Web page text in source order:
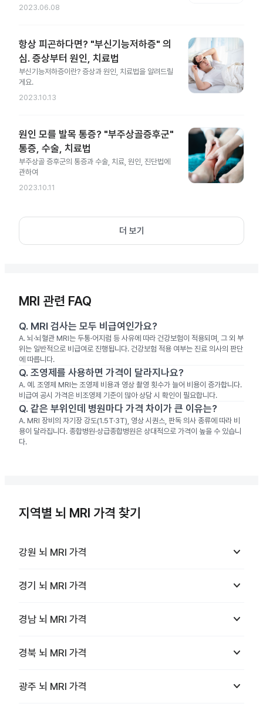
2023.06.08
항상 피곤하다면? "부신기능저하증" 의
심. 증상부터 원인, 치료법
부신기능저하증이란? 증상과 원인, 치료법을 알려드릴
게요.
2023.10.13
원인 모를 발목 통증? "부주상골증후군"
통증, 수술, 치료법
부주상골 증후군의 통증과 수술, 치료, 원인, 진단법에
관하여
2023.10.11
더 보기
MRI 관련 FAQ
Q. MRI 검사는 모두 비급여인가요?
A. 뇌·뇌혈관 MRI는 두통·어지럼 등 사유에 따라 건강보험이 적용되며, 그 외 부
위는 일반적으로 비급여로 진행됩니다. 건강보험 적용 여부는 진료 의사의 판단
에 따릅니다.
Q. 조영제를 사용하면 가격이 달라지나요?
A. 예. 조영제 MRI는 조영제 비용과 영상 촬영 횟수가 늘어 비용이 증가합니다.
비급여 공시 가격은 비조영제 기준이 많아 상담 시 확인이 필요합니다.
Q. 같은 부위인데 병원마다 가격 차이가 큰 이유는?
A. MRI 장비의 자기장 강도(1.5T·3T), 영상 시퀀스, 판독 의사 종류에 따라 비
용이 달라집니다. 종합병원·상급종합병원은 상대적으로 가격이 높을 수 있습니
다.
지역별 뇌 MRI 가격 찾기
강원 뇌 MRI 가격 keyboard_arrow_down
경기 뇌 MRI 가격 keyboard_arrow_down
경남 뇌 MRI 가격 keyboard_arrow_down
경북 뇌 MRI 가격 keyboard_arrow_down
광주 뇌 MRI 가격 keyboard_arrow_down